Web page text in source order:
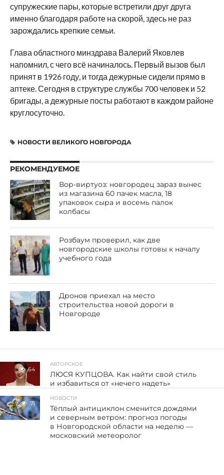
супружеские пары, которые встретили друг друга
именно благодаря работе на скорой, здесь не раз
зарождались крепкие семьи.
Глава областного минздрава Валерий Яковлев
напомнил, с чего всё начиналось. Первый вызов был
принят в 1926 году, и тогда дежурные сидели прямо в
аптеке. Сегодня в структуре службы 700 человек и 52
бригады, а дежурные посты работают в каждом районе
круглосуточно.
НОВОСТИ ВЕЛИКОГО НОВГОРОДА
РЕКОМЕНДУЕМОЕ
Вор-виртуоз: новгородец зараз вынес
из магазина 60 пачек масла, 18
упаковок сыра и восемь палок
колбасы
Розбаум проверил, как две
новгородские школы готовы к началу
учебного года
Дронов приехал на место
строительства новой дороги в
Новгороде
64
АВТОРСКОЕ
ЛЮСЯ КУПЦОВА. Как найти свой стиль
и избавиться от «нечего надеть»
71
НОВОСТИ
Тёплый антициклон сменится дождями
и северным ветром: прогноз погоды
в Новгородской области на неделю —
московский метеоролог